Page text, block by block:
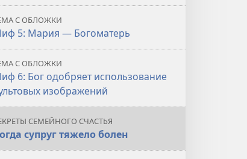
С ОБЛОЖКИ
5: Мария — Богоматерь
С ОБЛОЖКИ
6: Бог одобряет использование
изображений
СЕМЕЙНОГО СЧАСТЬЯ
супруг тяжело болен